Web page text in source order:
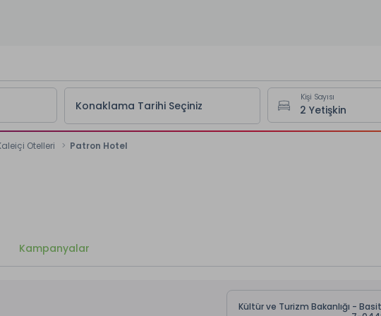
Konaklama Tarihi Seçiniz
Kişi Sayısı
Otelleri
Patron Hotel
Kampanyalar
Kültür ve Turizm Bakanlığı -